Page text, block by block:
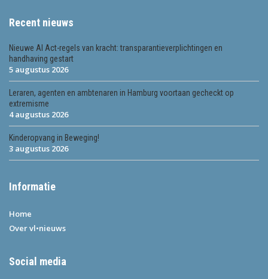
Recent nieuws
Nieuwe AI Act-regels van kracht: transparantieverplichtingen en
handhaving gestart
5 augustus 2026
Leraren, agenten en ambtenaren in Hamburg voortaan gecheckt op
extremisme
4 augustus 2026
Kinderopvang in Beweging!
3 augustus 2026
Informatie
Home
Over vl•nieuws
Social media